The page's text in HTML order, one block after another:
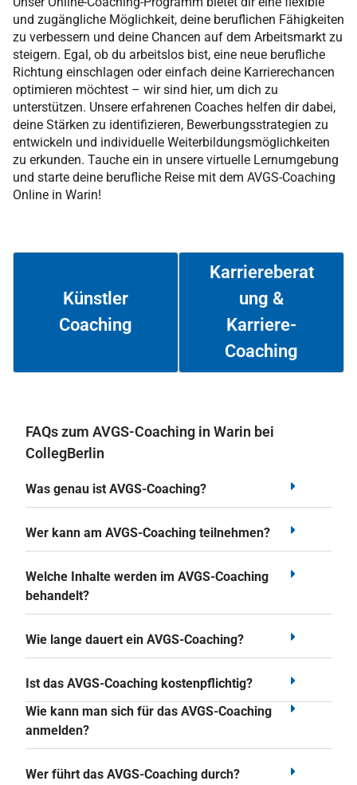
und zugängliche Möglichkeit, deine beruflichen Fähigkeiten
zu verbessern und deine Chancen auf dem Arbeitsmarkt zu
steigern. Egal, ob du arbeitslos bist, eine neue berufliche
Richtung einschlagen oder einfach deine Karrierechancen
optimieren möchtest – wir sind hier, um dich zu
unterstützen. Unsere erfahrenen Coaches helfen dir dabei,
deine Stärken zu identifizieren, Bewerbungsstrategien zu
entwickeln und individuelle Weiterbildungsmöglichkeiten
zu erkunden. Tauche ein in unsere virtuelle Lernumgebung
und starte deine berufliche Reise mit dem AVGS-Coaching
Online in Warin!
Künstler
Coaching
Weiterlesen
Karriereberat
ung &
Karriere-
Coaching
Weiterlesen
FAQs zum AVGS-Coaching in Warin bei
CollegBerlin
Was genau ist AVGS-Coaching?
Wer kann am AVGS-Coaching teilnehmen?
Welche Inhalte werden im AVGS-Coaching
behandelt?
Wie lange dauert ein AVGS-Coaching?
Ist das AVGS-Coaching kostenpflichtig?
Wie kann man sich für das AVGS-Coaching
anmelden?
Wer führt das AVGS-Coaching durch?